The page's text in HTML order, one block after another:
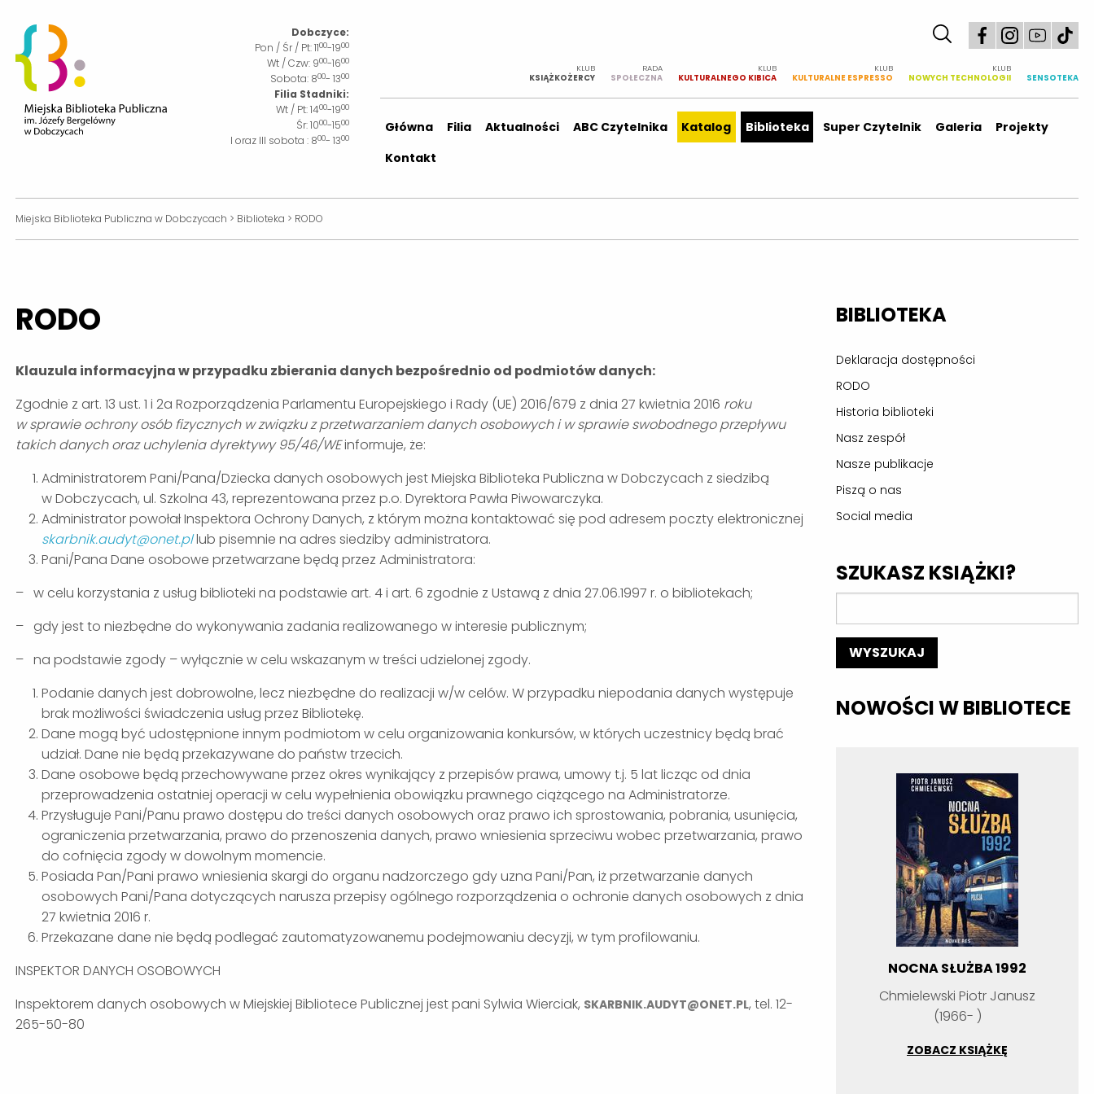
Dobczyce:
Pon / Śr / Pt:1100-1900
Wt / Czw: 900-1600
Sobota: 800- 1300
Filia Stadniki:
Wt / Pt:1400-1900
Śr:1000-1500
I oraz III sobota : 800- 1300
KLUB
KSIĄŻKOŻERCY
RADA
SPOŁECZNA
KLUB
KULTURALNEGO KIBICA
KLUB
KULTURALNE ESPRESSO
KLUB
NOWYCH TECHNOLOGII
SENSOTEKA
Główna Filia Aktualności ABC Czytelnika Katalog Biblioteka Super Czytelnik Galeria
Projekty
Kontakt
Miejska Biblioteka Publiczna w Dobczycach > Biblioteka > RODO
RODO
Klauzula informacyjna w przypadku zbierania danych bezpośrednio od podmiotów danych:
Zgodnie z art. 13 ust. 1 i 2a Rozporządzenia Parlamentu Europejskiego i Rady (UE) 2016/679 z dnia 27 kwietnia 2016 roku
w sprawie ochrony osób fizycznych w związku z przetwarzaniem danych osobowych i w sprawie swobodnego przepływu
takich danych oraz uchylenia dyrektywy 95/46/WEinformuje, że:
Administratorem Pani/Pana/Dziecka danych osobowych jest Miejska Biblioteka Publiczna w Dobczycach z siedzibą
w Dobczycach, ul. Szkolna 43, reprezentowana przez p.o. Dyrektora Pawła Piwowarczyka.
Administrator powołał Inspektora Ochrony Danych, z którym można kontaktować się pod adresem poczty elektronicznej
skarbnik.audyt@onet.pllub pisemnie na adres siedziby administratora.
Pani/Pana Dane osobowe przetwarzane będą przez Administratora:
– w celu korzystania z usług biblioteki na podstawie art. 4 i art. 6 zgodnie z Ustawą z dnia 27.06.1997 r. o bibliotekach;
– gdy jest to niezbędne do wykonywania zadania realizowanego w interesie publicznym;
– na podstawie zgody – wyłącznie w celu wskazanym w treści udzielonej zgody.
Podanie danych jest dobrowolne, lecz niezbędne do realizacji w/w celów. W przypadku niepodania danych występuje
brak możliwości świadczenia usług przez Bibliotekę.
Dane mogą być udostępnione innym podmiotom w celu organizowania konkursów, w których uczestnicy będą brać
udział. Dane nie będą przekazywane do państw trzecich.
Dane osobowe będą przechowywane przez okres wynikający z przepisów prawa, umowy t.j. 5 lat licząc od dnia
przeprowadzenia ostatniej operacji w celu wypełnienia obowiązku prawnego ciążącego na Administratorze.
Przysługuje Pani/Panu prawo dostępu do treści danych osobowych oraz prawo ich sprostowania, pobrania, usunięcia,
ograniczenia przetwarzania, prawo do przenoszenia danych, prawo wniesienia sprzeciwu wobec przetwarzania, prawo
do cofnięcia zgody w dowolnym momencie.
Posiada Pan/Pani prawo wniesienia skargi do organu nadzorczego gdy uzna Pani/Pan, iż przetwarzanie danych
osobowych Pani/Pana dotyczących narusza przepisy ogólnego rozporządzenia o ochronie danych osobowych z dnia
27 kwietnia 2016 r.
Przekazane dane nie będą podlegać zautomatyzowanemu podejmowaniu decyzji, w tym profilowaniu.
INSPEKTOR DANYCH OSOBOWYCH
Inspektorem danych osobowych w Miejskiej Bibliotece Publicznej jest pani Sylwia Wierciak, SKARBNIK.AUDYT@ONET.PL, tel. 12-
265-50-80
BIBLIOTEKA
Deklaracja dostępności
RODO
Historia biblioteki
Nasz zespół
Nasze publikacje
Piszą o nas
Social media
SZUKASZ KSIĄŻKI?
NOWOŚCI W BIBLIOTECE
NOCNA SŁUŻBA 1992
Chmielewski Piotr Janusz
(1966- )
ZOBACZ KSIĄŻKĘ